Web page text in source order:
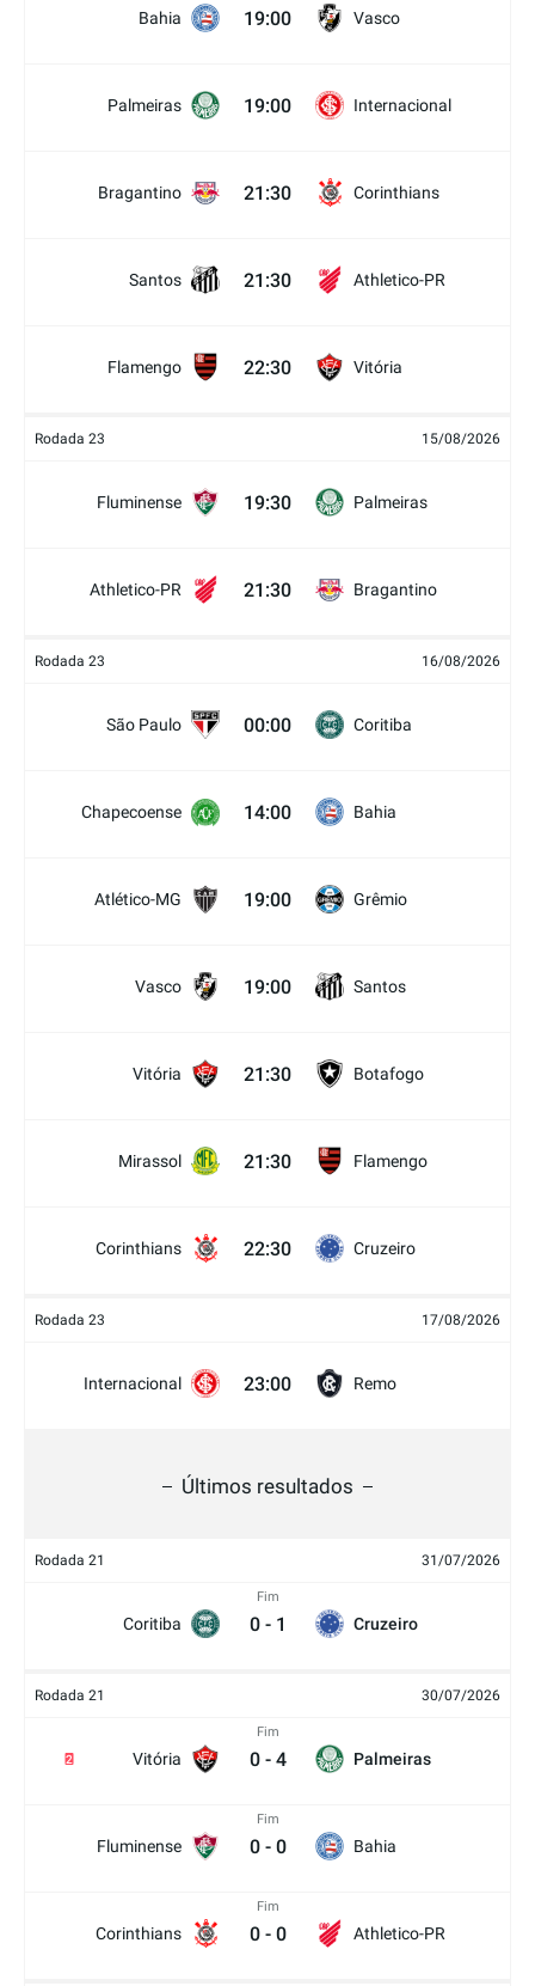
Bahia 19:00 Vasco
Palmeiras 19:00 Internacional
Bragantino 21:30 Corinthians
Santos 21:30 Athletico-PR
Flamengo 22:30 Vitória
Rodada 23 15/08/2026
Fluminense 19:30 Palmeiras
Athletico-PR 21:30 Bragantino
Rodada 23 16/08/2026
São Paulo 00:00 Coritiba
Chapecoense 14:00 Bahia
Atlético-MG 19:00 Grêmio
Vasco 19:00 Santos
Vitória 21:30 Botafogo
Mirassol 21:30 Flamengo
Corinthians 22:30 Cruzeiro
Rodada 23 17/08/2026
Internacional 23:00 Remo
Últimos resultados
Rodada 21 31/07/2026
Coritiba
Fim
0 - 1 Cruzeiro
Rodada 21 30/07/2026
Vitória
2
Fim
0 - 4 Palmeiras
Fluminense
Fim
0 - 0 Bahia
Corinthians
Fim
0 - 0 Athletico-PR